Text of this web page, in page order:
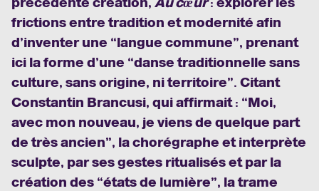
frictions entre tradition et modernité afin
d’inventer une “langue commune”, prenant
ici la forme d’une “danse traditionnelle sans
culture, sans origine, ni territoire”. Citant
Constantin Brancusi, qui affirmait : “Moi,
avec mon nouveau, je viens de quelque part
de très ancien”, la chorégraphe et interprète
sculpte, par ses gestes ritualisés et par la
création des “états de lumière”, la trame